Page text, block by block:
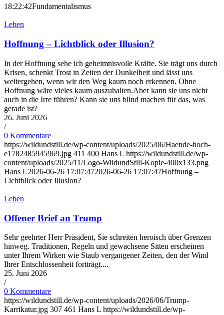
18:22:42Fundamentalismus
Leben
Hoffnung – Lichtblick oder Illusion?
In der Hoffnung sehe ich geheimnisvolle Kräfte. Sie trägt uns durch
Krisen, schenkt Trost in Zeiten der Dunkelheit und lässt uns
weitergehen, wenn wir den Weg kaum noch erkennen. Ohne
Hoffnung wäre vieles kaum auszuhalten.Aber kann sie uns nicht
auch in die Irre führen? Kann sie uns blind machen für das, was
gerade ist?
26. Juni 2026
/
0 Kommentare
https://wildundstill.de/wp-content/uploads/2025/06/Haende-hoch-
e1782485945969.jpg 411 400 Hans L https://wildundstill.de/wp-
content/uploads/2025/11/Logo-WildundStill-Kopie-400x133.png
Hans L2026-06-26 17:07:472026-06-26 17:07:47Hoffnung –
Lichtblick oder Illusion?
Leben
Offener Brief an Trump
Sehr geehrter Herr Präsident, Sie schreiten heroisch über Grenzen
hinweg. Traditionen, Regeln und gewachsene Sitten erscheinen
unter Ihrem Wirken wie Staub vergangener Zeiten, den der Wind
Ihrer Entschlossenheit fortträgt....
25. Juni 2026
/
0 Kommentare
https://wildundstill.de/wp-content/uploads/2026/06/Trump-
Karrikatur.jpg 307 461 Hans L https://wildundstill.de/wp-